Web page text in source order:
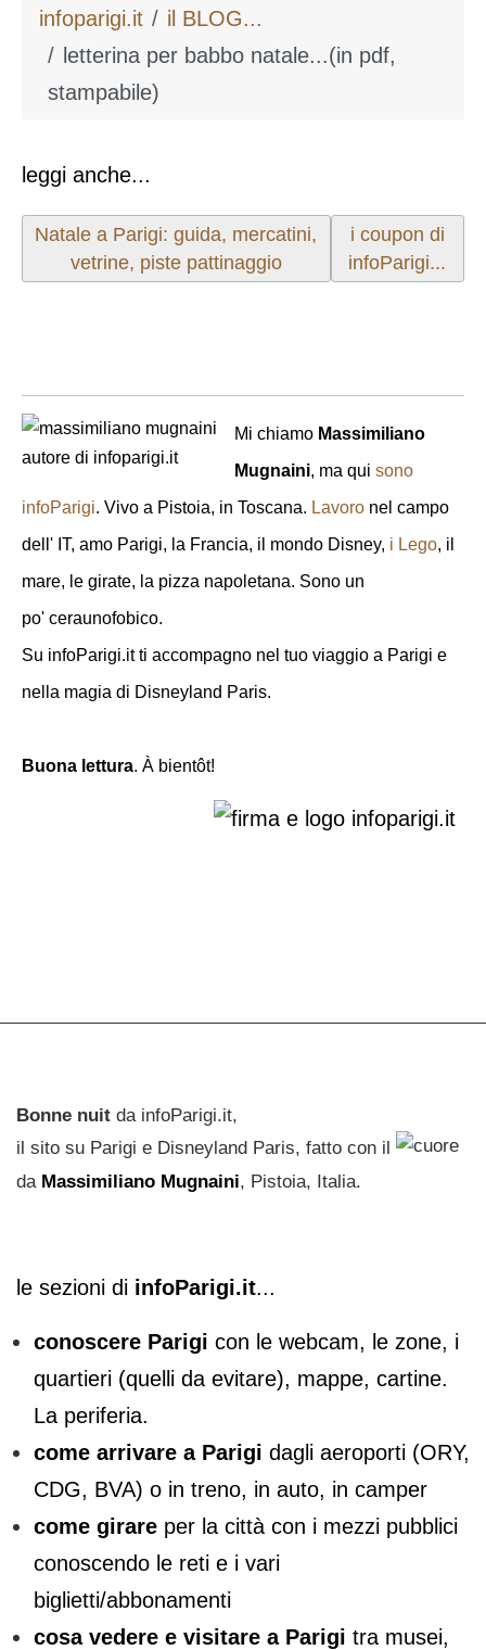
infoparigi.it
il BLOG...
letterina per babbo natale...(in pdf,
stampabile)
leggi anche...
Articolo precedente: Natale a Parigi: guida,
Natale a Parigi: guida, mercatini,
vetrine, piste pattinaggio
Articolo
i coupon di
infoParigi...
Mi chiamo Massimiliano
Mugnaini, ma qui sono
infoParigi. Vivo a Pistoia, in Toscana. Lavoro nel campo
dell' IT, amo Parigi, la Francia, il mondo Disney, i Lego, il
mare, le girate, la pizza napoletana. Sono un
po' ceraunofobico.
Su infoParigi.it ti accompagno nel tuo viaggio a Parigi e
nella magia di Disneyland Paris.
Buona lettura. À bientôt!
Bonne nuit da infoParigi.it,
il sito su Parigi e Disneyland Paris, fatto con il
da Massimiliano Mugnaini, Pistoia, Italia.
le sezioni di infoParigi.it...
conoscere Parigi con le webcam, le zone, i
quartieri (quelli da evitare), mappe, cartine.
La periferia.
come arrivare a Parigi dagli aeroporti (ORY,
CDG, BVA) o in treno, in auto, in camper
come girare per la città con i mezzi pubblici
conoscendo le reti e i vari
biglietti/abbonamenti
cosa vedere e visitare a Parigi tra musei,